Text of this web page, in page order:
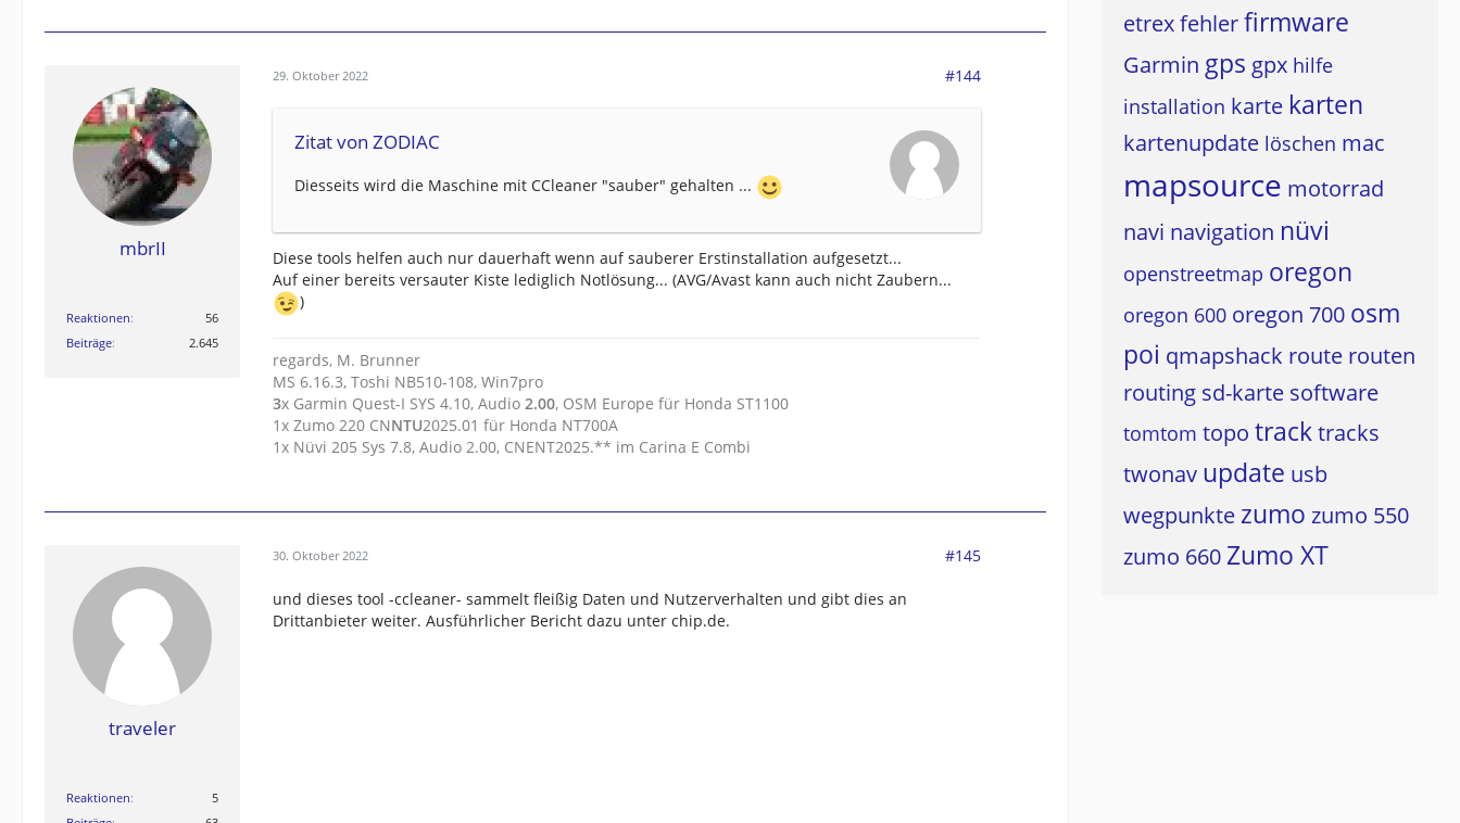
mbrII
Reaktionen
56
Beiträge
2.645
29. Oktober 2022 #144
Zitat von ZODIAC
Diesseits wird die Maschine mit CCleaner "sauber" gehalten ...
Diese tools helfen auch nur dauerhaft wenn auf sauberer Erstinstallation aufgesetzt...
Auf einer bereits versauter Kiste lediglich Notlösung... (AVG/Avast kann auch nicht Zaubern...
)
regards, M. Brunner
MS 6.16.3, Toshi NB510-108, Win7pro
3x Garmin Quest-I SYS 4.10, Audio 2.00, OSM Europe für Honda ST1100
1x Zumo 220 CNNTU2025.01 für Honda NT700A
1x Nüvi 205 Sys 7.8, Audio 2.00, CNENT2025.** im Carina E Combi
traveler
Reaktionen
5
30. Oktober 2022 #145
und dieses tool -ccleaner- sammelt fleißig Daten und Nutzerverhalten und gibt dies an
Drittanbieter weiter. Ausführlicher Bericht dazu unter chip.de.
etrexfehlerfirmware
Garmin gps gpx hilfe
installation karte karten
kartenupdate löschen mac
mapsource motorrad
navi navigation nüvi
openstreetmap oregon
oregon 600 oregon 700 osm
poi qmapshack route routen
routing sd-karte software
tomtom topo tracktracks
twonav update usb
wegpunkte zumo zumo 550
zumo 660 Zumo XT